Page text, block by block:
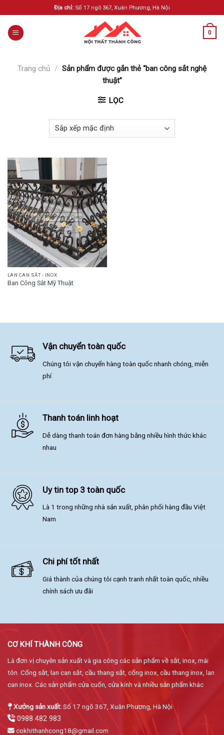
to
content
Địa chỉ: Số 17 ngõ 367, Xuân Phương, Hà Nội
0
Trang chủ / Sản phẩm được gắn thẻ “ban công sắt nghệ
thuật”
LỌC
LAN CAN SẮT - INOX
Ban Công Sắt Mỹ Thuật
Vận chuyển toàn quốc
Chúng tôi vận chuyển hàng toàn quốc nhanh chóng, miễn
phí
Thanh toán linh hoạt
Dễ dàng thanh toán đơn hàng bằng nhiều hình thức khác
nhau
Uy tin top 3 toàn quốc
Là 1 trong những nhà sản xuất, phân phối hàng đầu Việt
Nam
Chi phí tốt nhất
Giá thành của chúng tôi cạnh tranh nhất toàn quốc, nhiều
chính sách ưu đãi
CƠ KHÍ THÀNH CÔNG
Là đơn vị chuyên sản xuất và gia công các sản phẩm về sắt, inox, mái
tôn. Cổng sắt, lan can sắt, cầu thang sắt, cổng inox, cầu thang inox, lan
can inox. Các sản phẩm cửa cuốn, cửa kính và nhiều sản phẩm khác
Xưởng sản xuất:Số 17 ngõ 367, Xuân Phương, Hà Nội
0988 482 983
cokhithanhcong18@gmail.com